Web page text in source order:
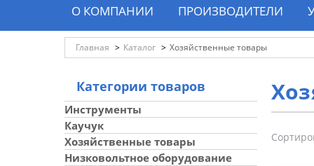
О КОМПАНИИ ПРОИЗВОДИТЕЛИ
Главная > Каталог > Хозяйственные товары
Категории товаров
Инструменты
Каучук
Хозяйственные товары
Низковольтное оборудование